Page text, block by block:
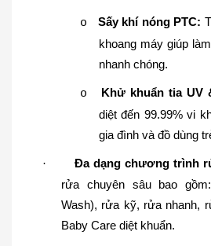
o Sấy khí nóng PTC:
khoang máy giúp
nhanh chóng.
o Khử khuẩn tia UV
diệt đến 99.99% vi
gia đình và đồ dùng
· Đa dạng chương trình
rửa chuyên sâu bao
Wash), rửa kỹ, rửa nhanh,
Baby Care diệt khuẩn.